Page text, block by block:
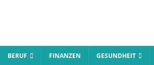
BERUF FINANZEN GESUNDHEIT